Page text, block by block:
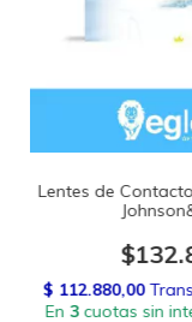
Lentes de